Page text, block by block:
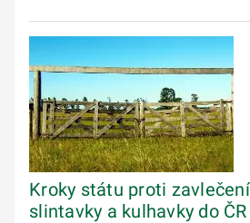
Kroky státu proti
slintavky a kulhavky do ČR